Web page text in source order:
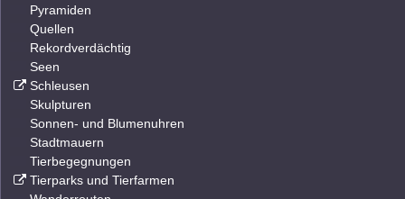
Pyramiden
Quellen
Rekordverdächtig
Seen
Schleusen
Skulpturen
Sonnen- und Blumenuhren
Stadtmauern
Tierbegegnungen
Tierparks und Tierfarmen